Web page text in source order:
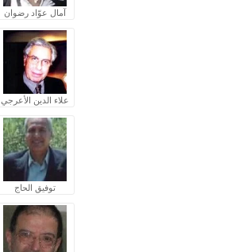
آمال عوّاد رضوان
علاء الدين الأعرجي
توفيق الحاج